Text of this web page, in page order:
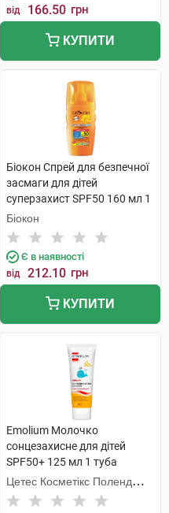
від 166.50 грн
КУПИТИ
Біокон Спрей для безпечної
засмаги для дітей
суперзахист SPF50 160 мл 1
флакон
Біокон
Є в наявності
від 212.10 грн
КУПИТИ
Emolium Молочко
сонцезахисне для дітей
SPF50+ 125 мл 1 туба
Цетес Косметікс Поленд
Сп.з о.о.